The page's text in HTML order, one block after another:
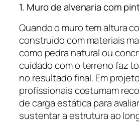
1. Muro de alvenaria com
Quando o muro tem altura
construído com materiais
como pedra natural ou
cuidado com o terreno faz
no resultado final. Em
profissionais costumam
de carga estática para
sustentar a estrutura ao